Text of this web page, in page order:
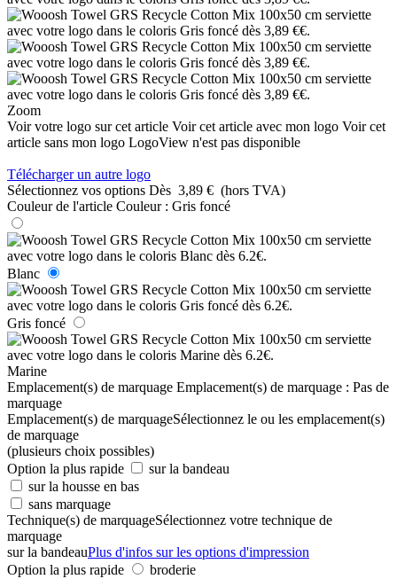
Zoom
Voir votre logo sur cet article Voir cet article avec mon logo Voir cet
article sans mon logo LogoView n'est pas disponible
Télécharger un autre logo
Sélectionnez vos options Dès 3,89 € (hors TVA)
Couleur de l'article Couleur : Gris foncé
Blanc
Gris foncé
Marine
Emplacement(s) de marquage Emplacement(s) de marquage : Pas de
marquage
Emplacement(s) de marquageSélectionnez le ou les emplacement(s)
de marquage
(plusieurs choix possibles)
Option la plus rapide
sur la bandeau
sur la housse en bas
sans marquage
Technique(s) de marquageSélectionnez votre technique de
marquage
sur la bandeauPlus d'infos sur les options d'impression
Option la plus rapide
broderie